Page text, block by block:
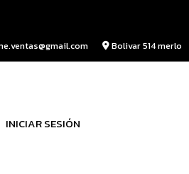
Bolivar 514 merlo
INICIAR SESIÓN